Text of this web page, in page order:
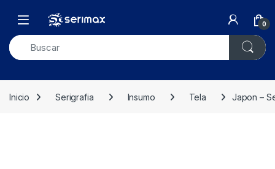
Open 0
Inicio Serigrafia Insumo Tela Japon –